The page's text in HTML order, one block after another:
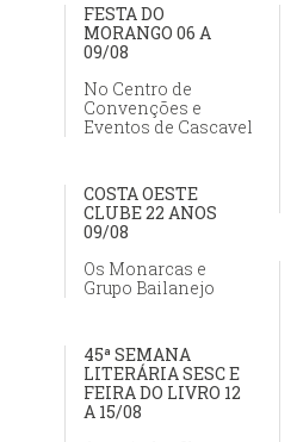
FESTA DO
MORANGO 06 A
09/08
No Centro de
Convenções e
Eventos de Cascavel
COSTA OESTE
CLUBE 22 ANOS
09/08
Os Monarcas e
Grupo Bailanejo
45ª SEMANA
LITERÁRIA SESC E
FEIRA DO LIVRO 12
A 15/08